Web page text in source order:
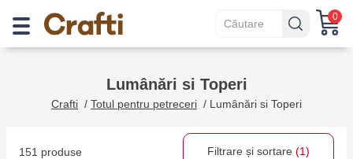
0
Lumânări si Toperi
Crafti / Totul pentru petreceri / Lumânări si Toperi
151 produse Filtrare și sortare (1)